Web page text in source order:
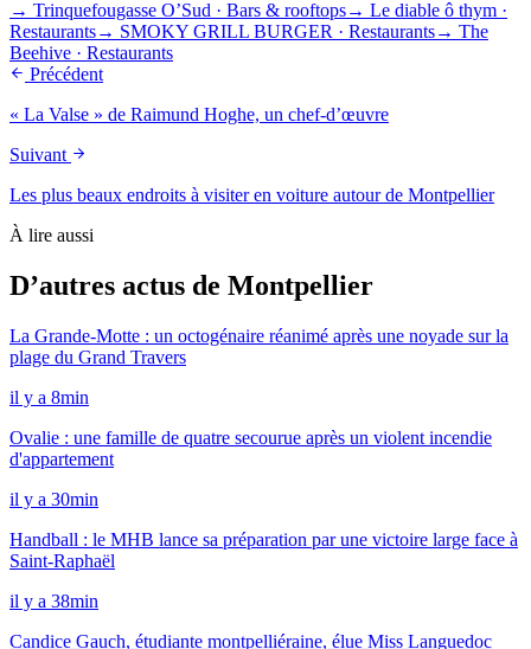
→ Trinquefougasse O’Sud · Bars & rooftops→ Le diable ô thym ·
Restaurants→ SMOKY GRILL BURGER · Restaurants→ The
Beehive · Restaurants
Précédent
« La Valse » de Raimund Hoghe, un chef-d’œuvre
Suivant
Les plus beaux endroits à visiter en voiture autour de Montpellier
À lire aussi
D’autres actus de Montpellier
La Grande-Motte : un octogénaire réanimé après une noyade sur la
plage du Grand Travers
il y a 8min
Ovalie : une famille de quatre secourue après un violent incendie
d'appartement
il y a 30min
Handball : le MHB lance sa préparation par une victoire large face à
Saint-Raphaël
il y a 38min
Candice Gauch, étudiante montpelliéraine, élue Miss Languedoc